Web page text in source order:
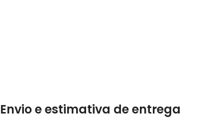
Envio e estimativa de entrega